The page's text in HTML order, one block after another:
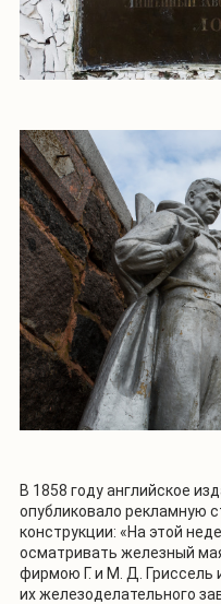
В 1858 году английское
опубликовало рекламную
конструкции: «На этой
осматривать железный
фирмою Г. и М. Д. Гриссель
их железоделательного